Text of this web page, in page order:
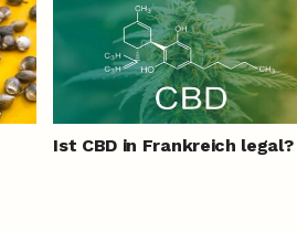
Ist CBD in Frankreich legal?